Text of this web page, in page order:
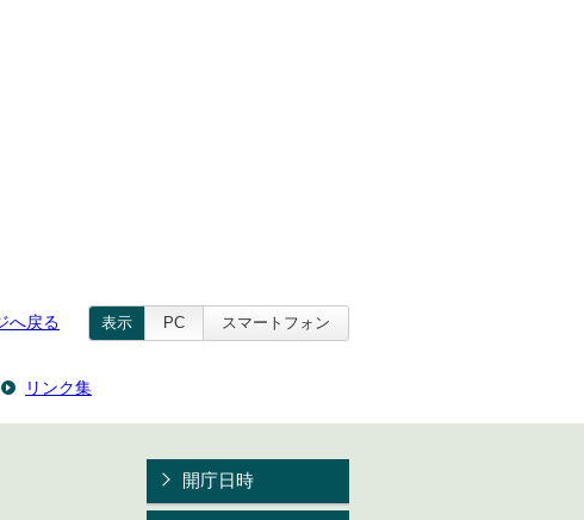
へ戻る 表示 PC スマートフォン
リンク集
開庁日時